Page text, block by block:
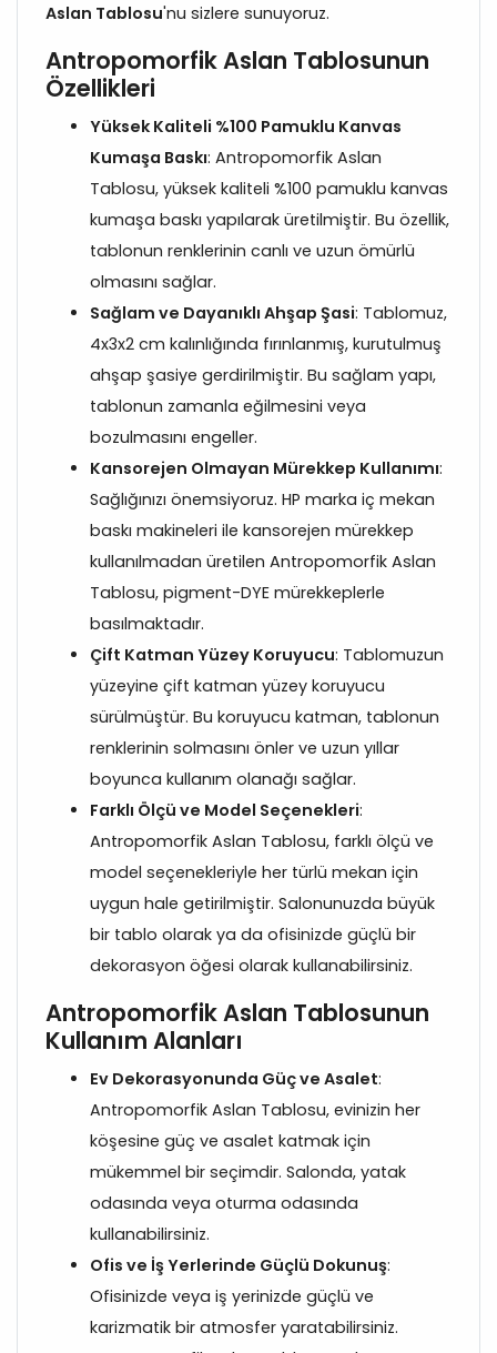
Aslan Tablosu'nu sizlere sunuyoruz.
Antropomorfik Aslan Tablosunun
Özellikleri
Yüksek Kaliteli %100 Pamuklu Kanvas
Kumaşa Baskı: Antropomorfik Aslan
Tablosu, yüksek kaliteli %100 pamuklu kanvas
kumaşa baskı yapılarak üretilmiştir. Bu özellik,
tablonun renklerinin canlı ve uzun ömürlü
olmasını sağlar.
Sağlam ve Dayanıklı Ahşap Şasi: Tablomuz,
4x3x2 cm kalınlığında fırınlanmış, kurutulmuş
ahşap şasiye gerdirilmiştir. Bu sağlam yapı,
tablonun zamanla eğilmesini veya
bozulmasını engeller.
Kansorejen Olmayan Mürekkep Kullanımı:
Sağlığınızı önemsiyoruz. HP marka iç mekan
baskı makineleri ile kansorejen mürekkep
kullanılmadan üretilen Antropomorfik Aslan
Tablosu, pigment-DYE mürekkeplerle
basılmaktadır.
Çift Katman Yüzey Koruyucu: Tablomuzun
yüzeyine çift katman yüzey koruyucu
sürülmüştür. Bu koruyucu katman, tablonun
renklerinin solmasını önler ve uzun yıllar
boyunca kullanım olanağı sağlar.
Farklı Ölçü ve Model Seçenekleri:
Antropomorfik Aslan Tablosu, farklı ölçü ve
model seçenekleriyle her türlü mekan için
uygun hale getirilmiştir. Salonunuzda büyük
bir tablo olarak ya da ofisinizde güçlü bir
dekorasyon öğesi olarak kullanabilirsiniz.
Antropomorfik Aslan Tablosunun
Kullanım Alanları
Ev Dekorasyonunda Güç ve Asalet:
Antropomorfik Aslan Tablosu, evinizin her
köşesine güç ve asalet katmak için
mükemmel bir seçimdir. Salonda, yatak
odasında veya oturma odasında
kullanabilirsiniz.
Ofis ve İş Yerlerinde Güçlü Dokunuş:
Ofisinizde veya iş yerinizde güçlü ve
karizmatik bir atmosfer yaratabilirsiniz.